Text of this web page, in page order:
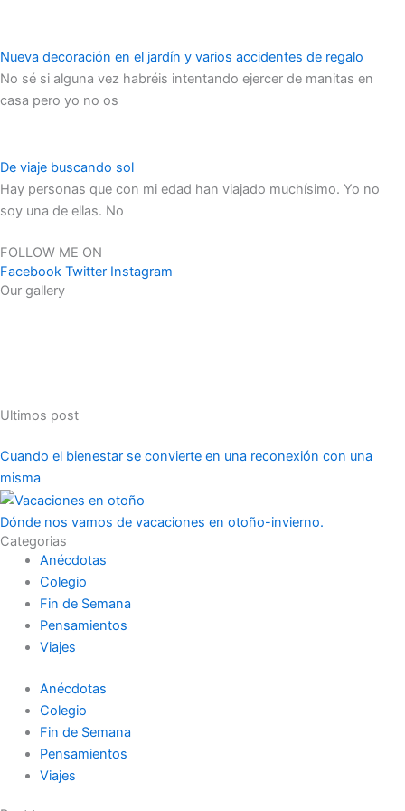
Nueva decoración en el jardín y varios accidentes de regalo
No sé si alguna vez habréis intentando ejercer de manitas en
casa pero yo no os
De viaje buscando sol
Hay personas que con mi edad han viajado muchísimo. Yo no
soy una de ellas. No
FOLLOW ME ON
Facebook Twitter Instagram
Our gallery
Ultimos post
Cuando el bienestar se convierte en una reconexión con una
misma
Dónde nos vamos de vacaciones en otoño-invierno.
Categorias
Anécdotas
Colegio
Fin de Semana
Pensamientos
Viajes
Anécdotas
Colegio
Fin de Semana
Pensamientos
Viajes